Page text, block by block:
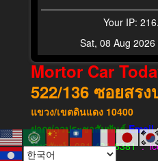
Your IP:
Sat, 08 Aug
Mortor Car
522/136 ซอยสรง
แขวง​/เขต​ดินแดง​ 10400
ฝากข่าวประชาสัมพันธ์ Email
โทรศัพท์ : 081-431-6381: